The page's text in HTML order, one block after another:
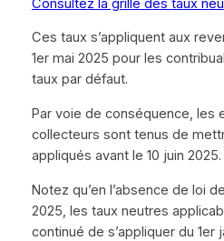
Consultez la grille des taux
Ces taux s’appliquent aux
1er mai 2025 pour les
taux par défaut.​
Par voie de conséquence, les
collecteurs sont tenus de
appliqués avant le 10 juin 2025.
Notez qu’en l’absence de loi
2025, les taux neutres
continué de s’appliquer du 1er